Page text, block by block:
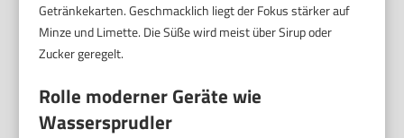
Getränkekarten. Geschmacklich liegt der Fokus stärker auf
Minze und Limette. Die Süße wird meist über Sirup oder
Zucker geregelt.
Rolle moderner Geräte wie
Wassersprudler